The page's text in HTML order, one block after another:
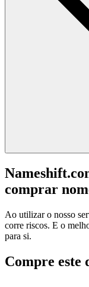
comprar
Ao utilizar o nosso
corre riscos. E o
para si.
Compre este